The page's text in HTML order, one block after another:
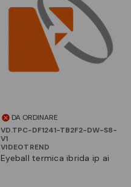
DA ORDINARE
VD.TPC-DF1241-TB2F2-DW-S8-
V1
VIDEOTREND
eyeball termica ibrida ip ai